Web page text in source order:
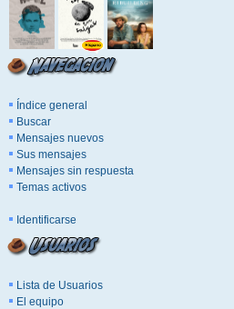
Índice general
Buscar
Mensajes nuevos
Sus mensajes
Mensajes sin respuesta
Temas activos
Identificarse
Lista de Usuarios
El equipo